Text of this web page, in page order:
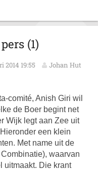
(1)
2014 19:55
Johan Hut
comité, Anish Giri wil
de Boer begint net
Wijk legt aan Zee uit
een klein
Met name uit de
waarvan
uitmaakt. Die krant